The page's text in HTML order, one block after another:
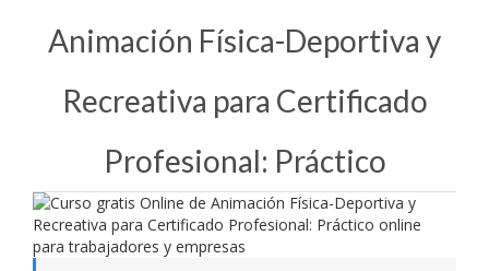
Animación Física-Deportiva y
Recreativa para Certificado
Profesional: Práctico